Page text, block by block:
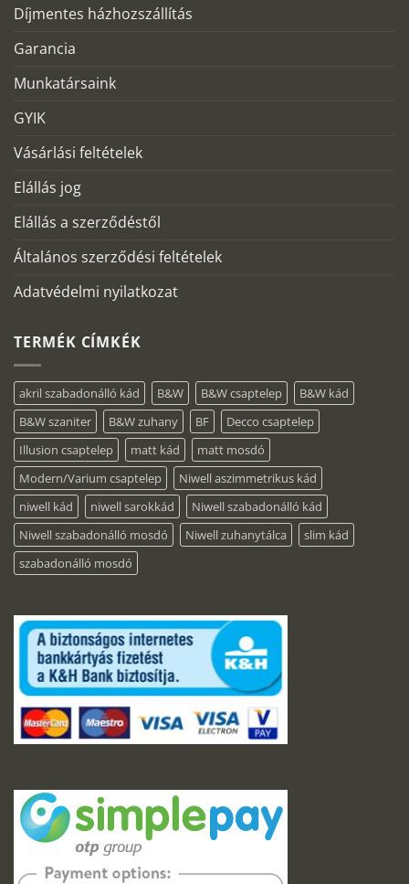
Díjmentes házhozszállítás
Garancia
Munkatársaink
GYIK
Vásárlási feltételek
Elállás jog
Elállás a szerződéstől
Általános szerződési feltételek
Adatvédelmi nyilatkozat
TERMÉK CÍMKÉK
akril szabadonálló kád B&W B&W csaptelep
B&W kád
B&W szaniter
B&W zuhany BF
Decco csaptelep
Illusion csaptelep
matt kád
matt mosdó
Modern/Varium csaptelep
Niwell aszimmetrikus kád
niwell kád
niwell sarokkád
Niwell szabadonálló kád
Niwell szabadonálló mosdó
Niwell zuhanytálca
slim kád
szabadonálló mosdó